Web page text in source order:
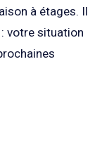
à étages. Il
votre situation